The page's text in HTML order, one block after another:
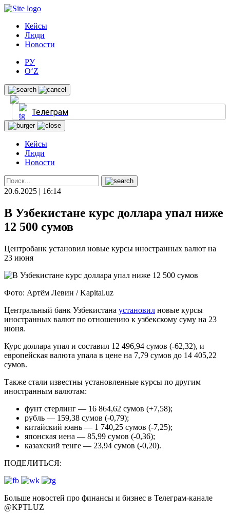
Кейсы
Люди
Новости
РУ
O‘Z
Телеграм
Кейсы
Люди
Новости
20.6.2025 | 16:14
В Узбекистане курс доллара упал ниже
12 500 сумов
Центробанк установил новые курсы иностранных валют на
23 июня
Фото: Артём Левин / Kapital.uz
Центральный банк Узбекистана установил новые курсы
иностранных валют по отношению к узбекскому суму на 23
июня.
Курс доллара упал и составил 12 496,94 сумов (-62,32), и
европейская валюта упала в цене на 7,79 сумов до 14 405,22
сумов.
Также стали известны установленные курсы по другим
иностранным валютам:
фунт стерлинг — 16 864,62 сумов (+7,58);
рубль — 159,38 сумов (-0,79);
китайский юань — 1 740,25 сумов (-7,25);
японская иена — 85,99 сумов (-0,36);
казахский тенге — 23,94 сумов (-0,20).
ПОДЕЛИТЬСЯ:
Больше новостей про финансы и бизнес в Телеграм-канале
@KPTLUZ